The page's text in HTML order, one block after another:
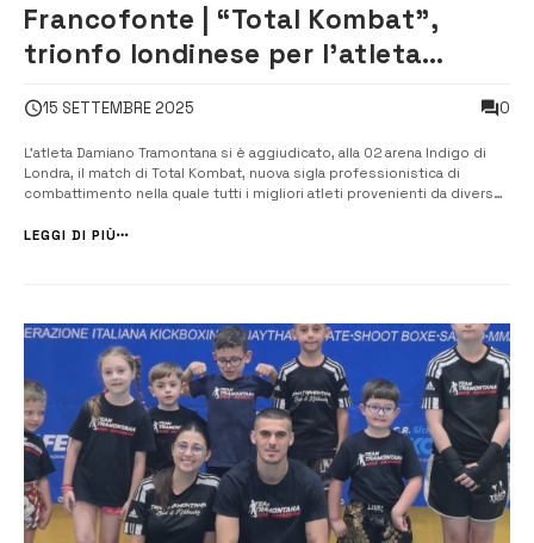
Francofonte | “Total Kombat”,
trionfo londinese per l’atleta
15 SETTEMBRE 2025 0
L’atleta Damiano Tramontana si è aggiudicato, alla 02 arena Indigo di
Londra, il match di Total Kombat, nuova sigla professionistica di
combattimento nella quale tutti i migliori atleti provenienti da diverse
La manifestazione, giunta alla seconda edizione, ha visto Tramon...
LEGGI DI PIÙ